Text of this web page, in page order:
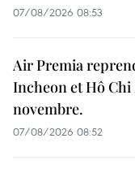
07/08/2026 08:53
Air Premia
Incheon et Hô
novembre.
07/08/2026 08:52